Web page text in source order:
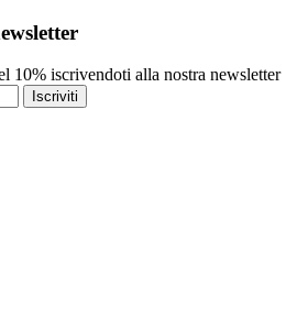
10% iscrivendoti alla nostra newsletter
Iscriviti